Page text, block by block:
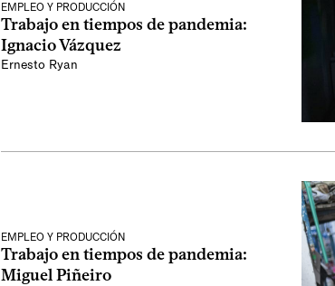
EMPLEO Y PRODUCCIÓN
Trabajo en tiempos de pandemia:
Ignacio Vázquez
Ernesto Ryan
EMPLEO Y PRODUCCIÓN
Trabajo en tiempos de pandemia:
Miguel Piñeiro